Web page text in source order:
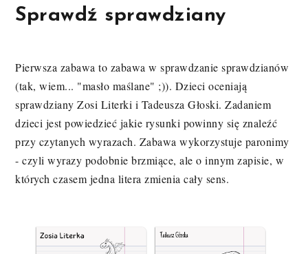
Sprawdź sprawdziany
Pierwsza zabawa to zabawa w sprawdzanie sprawdzianów
(tak, wiem... "masło maślane" ;)). Dzieci oceniają
sprawdziany Zosi Literki i Tadeusza Głoski. Zadaniem
dzieci jest powiedzieć jakie rysunki powinny się znaleźć
przy czytanych wyrazach. Zabawa wykorzystuje paronimy
- czyli wyrazy podobnie brzmiące, ale o innym zapisie, w
których czasem jedna litera zmienia cały sens.